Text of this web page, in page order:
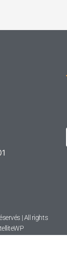
| All rights